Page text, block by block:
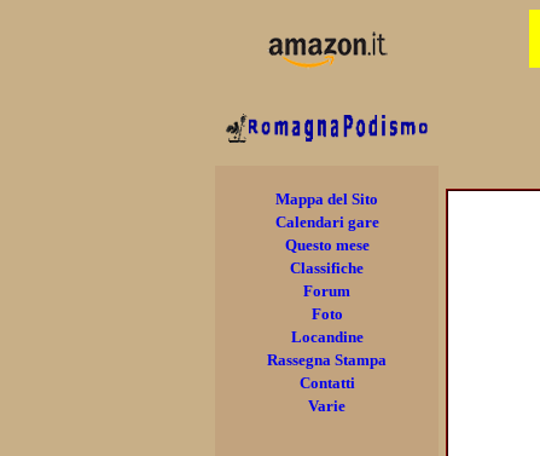
Mappa del Sito
Calendari gare
Questo mese
Classifiche
Forum
Foto
Locandine
Rassegna Stampa
Contatti
Varie